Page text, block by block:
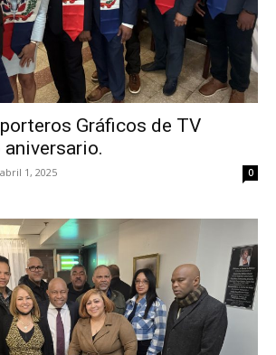
Gráficos de TV
abril 1, 2025 0